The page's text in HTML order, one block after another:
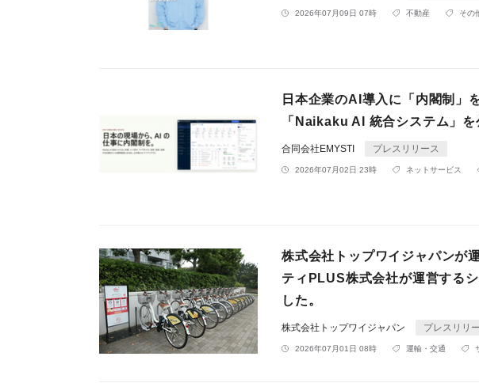
2026年07月09日 07時 不動産 その
日本企業のAI導入に「内閣制」
「Naikaku AI 統合システム」を
合同会社EMYSTI プレスリリース
2026年07月02日 23時 ネットサービス
株式会社トップワイジャパンが
ティPLUS株式会社が運営する
した。
株式会社トップワイジャパン プレスリリ
2026年07月01日 08時 運輸・交通